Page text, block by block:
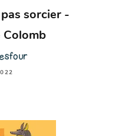
sorcier -
Colomb